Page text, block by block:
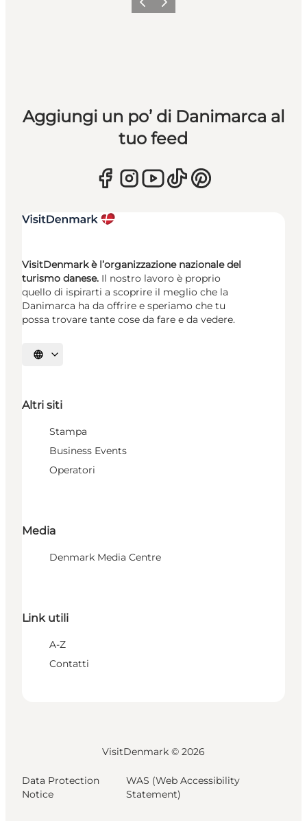
Precedente
Avanti
Aggiungi un po’ di Danimarca al
tuo feed
VisitDenmark è l’organizzazione nazionale del
turismo danese. Il nostro lavoro è proprio
quello di ispirarti a scoprire il meglio che la
Danimarca ha da offrire e speriamo che tu
possa trovare tante cose da fare e da vedere.
Seleziona la lingua
Altri siti
Stampa
Business Events
Operatori
Media
Denmark Media Centre
Link utili
A-Z
Contatti
VisitDenmark © 2026
Data Protection
Notice
WAS (Web Accessibility
Statement)